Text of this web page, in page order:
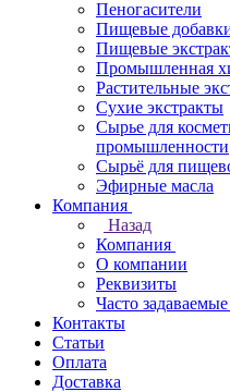
Пеногасители
Пищевые
Пищевые
Промышленная
Растительные
Сухие экстракты
Сырье для
промышленности
Сырьё для
Эфирные масла
Компания
Назад
Компания
О компании
Реквизиты
Часто
Контакты
Статьи
Оплата
Доставка